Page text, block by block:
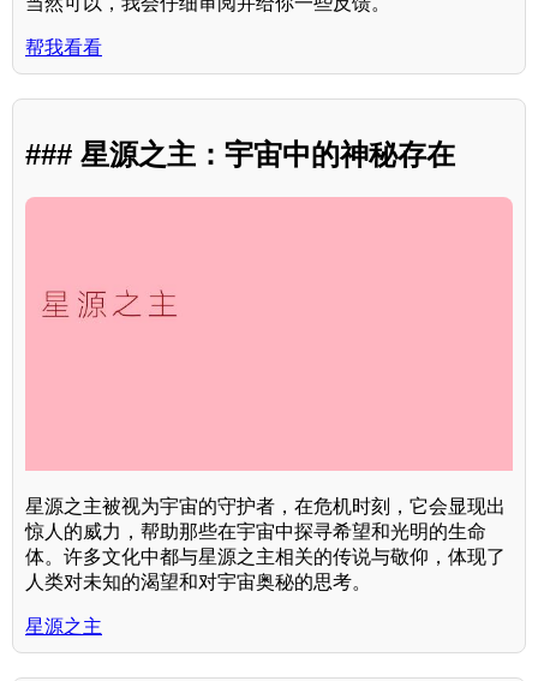
帮我看看
### 星源之主：宇宙中的神秘存在
星源之主被视为宇宙的守护者，在危机时刻，它会显现出
惊人的威力，帮助那些在宇宙中探寻希望和光明的生命
体。许多文化中都与星源之主相关的传说与敬仰，体现了
人类对未知的渴望和对宇宙奥秘的思考。
星源之主